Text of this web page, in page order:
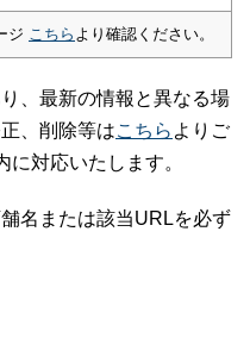
ジ こちら より確認ください。
、最新の情報と異なる場
、削除等はこちら よりご
対応いたします。
名または該当URLを必ず